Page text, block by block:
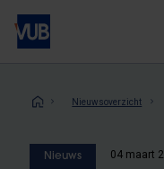
Overslaan
naar
inhoud
Nieuwsoverzicht
Nieuws 04 maart